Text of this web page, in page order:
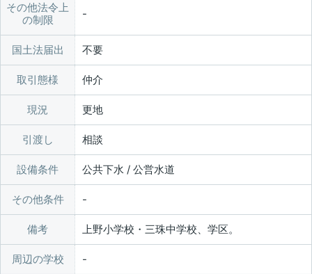
その他法令上
の制限
国土法届出 不要
取引態様 仲介
現況 更地
引渡し 相談
設備条件 公共下水 / 公営水道
その他条件
備考 上野小学校・三珠中学校、学区。
周辺の学校